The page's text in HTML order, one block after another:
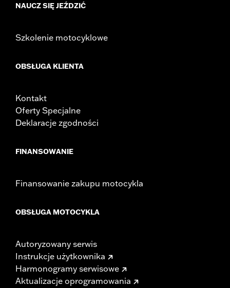
NAUCZ SIĘ JEŹDZIĆ
Szkolenie motocyklowe
OBSŁUGA KLIENTA
Kontakt
Oferty Specjalne
Deklaracje zgodności
FINANSOWANIE
Finansowanie zakupu motocykla
OBSŁUGA MOTOCYKLA
Autoryzowany serwis
Instrukcje użytkownika
Harmonogramy serwisowe
Aktualizacje oprogramowania